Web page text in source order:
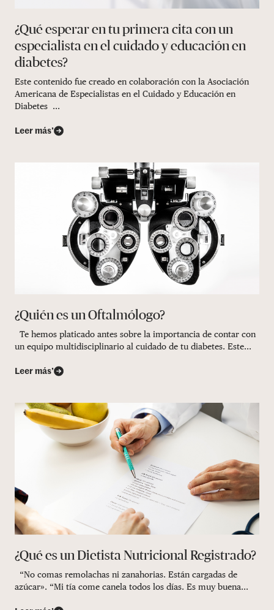
¿Qué esperar en tu primera cita con un
especialista en el cuidado y educación en
diabetes?
Este contenido fue creado en colaboración con la Asociación
Americana de Especialistas en el Cuidado y Educación en
Diabetes ...
Leer más’
¿Quién es un Oftalmólogo?
Te hemos platicado antes sobre la importancia de contar con
un equipo multidisciplinario al cuidado de tu diabetes. Este...
Leer más’
¿Qué es un Dietista Nutricional Registrado?
“No comas remolachas ni zanahorias. Están cargadas de
azúcar». “Mi tía come canela todos los días. Es muy buena...